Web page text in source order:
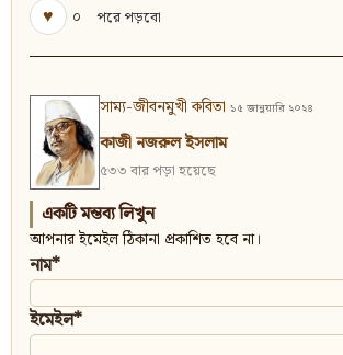
♥
০ পরে পড়বো
সাম্য-জীবনমুখী কবিতা ১৫ জানুয়ারি ২০২৪
কাজী নজরুল ইসলাম
৫৩৩ বার পড়া হয়েছে
একটি মন্তব্য লিখুন
আপনার ইমেইল ঠিকানা প্রকাশিত হবে না।
নাম*
ইমেইল*